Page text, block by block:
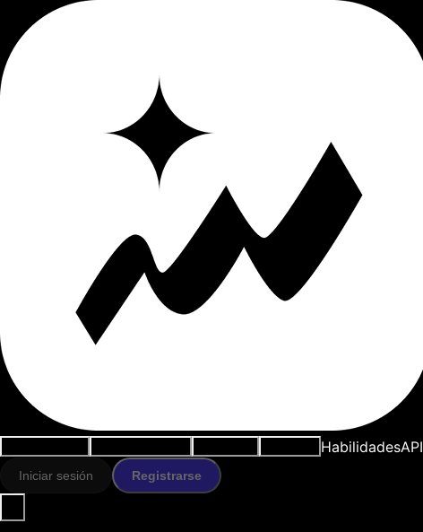
HabilidadesAPI
Iniciar sesión Registrarse